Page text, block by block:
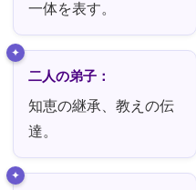
一体を表す。
二人の弟子：
知恵の継承、教えの伝
達。